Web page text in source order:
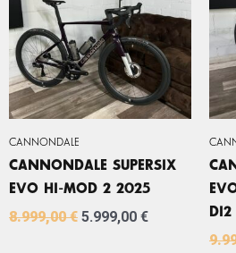
CANNONDALE
CANNONDALE SUPERSIX
EVO HI-MOD 2 2025
8.999,00€
8.999,00 €.
5.999,00 €
5.999,00 €.